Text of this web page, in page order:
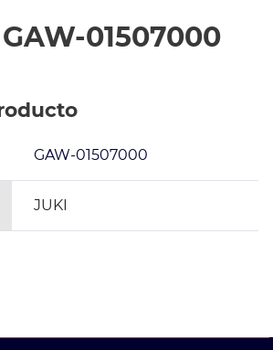
GAW-01507000
GAW-01507000
JUKI